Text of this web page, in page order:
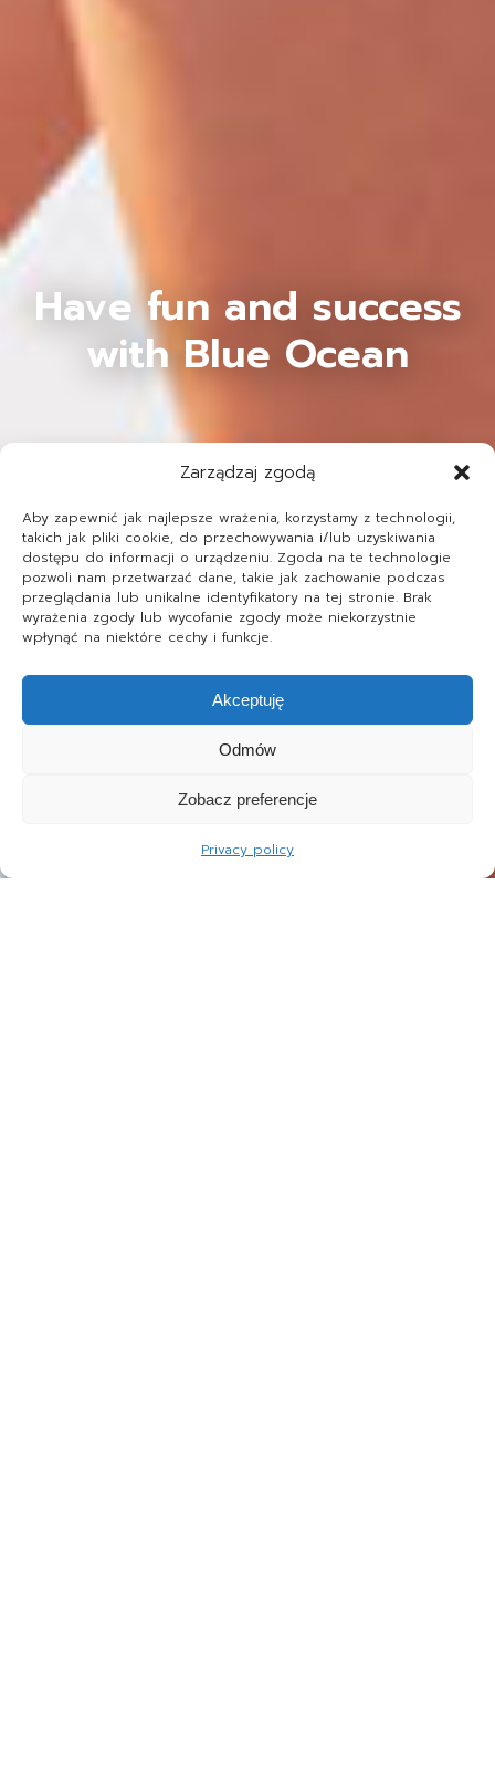
Zarządzaj zgodą
Aby zapewnić jak najlepsze wrażenia, korzystamy z technologii,
takich jak pliki cookie, do przechowywania i/lub uzyskiwania
dostępu do informacji o urządzeniu. Zgoda na te technologie
pozwoli nam przetwarzać dane, takie jak zachowanie podczas
przeglądania lub unikalne identyfikatory na tej stronie. Brak
wyrażenia zgody lub wycofanie zgody może niekorzystnie
wpłynąć na niektóre cechy i funkcje.
Akceptuję
Odmów
Zobacz preferencje
Privacy policy
Have fun and success
with Blue Ocean